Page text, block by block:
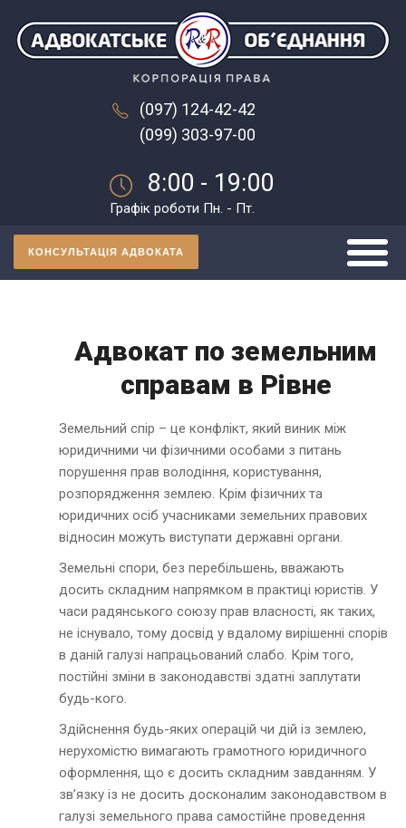
(097) 124-42-42
(099) 303-97-00
8:00 - 19:00
Графік роботи Пн. - Пт.
КОНСУЛЬТАЦІЯ АДВОКАТА
Адвокат по земельним
справам в Рівне
Земельний спір – це конфлікт, який виник між
юридичними чи фізичними особами з питань
порушення прав володіння, користування,
розпорядження землею. Крім фізичних та
юридичних осіб учасниками земельних правових
відносин можуть виступати державні органи.
Земельні спори, без перебільшень, вважають
досить складним напрямком в практиці юристів. У
часи радянського союзу прав власності, як таких,
не існувало, тому досвід у вдалому вирішенні спорів
в даній галузі напрацьований слабо. Крім того,
постійні зміни в законодавстві здатні заплутати
будь-кого.
Здійснення будь-яких операцій чи дій із землею,
нерухомістю вимагають грамотного юридичного
оформлення, що є досить складним завданням. У
зв’язку із не досить досконалим законодавством в
галузі земельного права самостійне проведення